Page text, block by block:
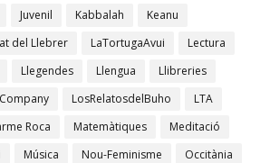
Juvenil Kabbalah
Keanu
del Llebrer LaTortugaAvui
Lectura
Llegendes Llengua
Llibreries
LosRelatosdelBuho
LTA
Roca Matemàtiques
Meditació
Música Nou-Feminisme
Occitània